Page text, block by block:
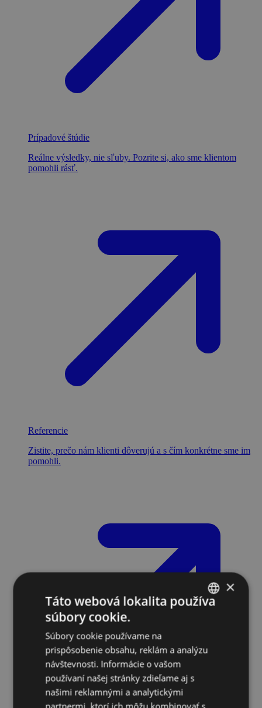
Prípadové štúdie
Reálne výsledky, nie sľuby. Pozrite si, ako sme klientom
pomohli rásť.
Referencie
Zistite, prečo nám klienti dôverujú a s čím konkrétne sme im
pomohli.
×
Táto webová lokalita používa
súbory cookie.
Súbory cookie používame na
prispôsobenie obsahu, reklám a analýzu
návštevnosti. Informácie o vašom
používaní našej stránky zdieľame aj s
našimi reklamnými a analytickými